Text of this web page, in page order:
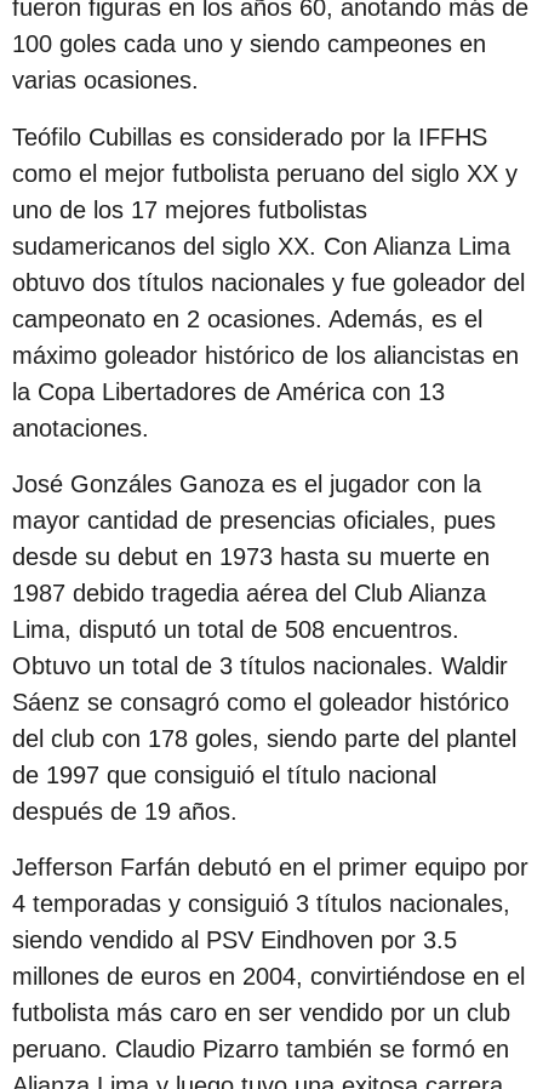
c
i
ó
n
fueron figuras en los años 60, anotando más de
100 goles cada uno y siendo campeones en
varias ocasiones.
Teófilo Cubillas es considerado por la IFFHS
como el mejor futbolista peruano del siglo XX y
uno de los 17 mejores futbolistas
sudamericanos del siglo XX. Con Alianza Lima
obtuvo dos títulos nacionales y fue goleador del
campeonato en 2 ocasiones. Además, es el
máximo goleador histórico de los aliancistas en
la Copa Libertadores de América con 13
anotaciones.
José Gonzáles Ganoza es el jugador con la
mayor cantidad de presencias oficiales, pues
desde su debut en 1973 hasta su muerte en
1987 debido tragedia aérea del Club Alianza
Lima, disputó un total de 508 encuentros.
Obtuvo un total de 3 títulos nacionales. Waldir
Sáenz se consagró como el goleador histórico
del club con 178 goles, siendo parte del plantel
de 1997 que consiguió el título nacional
después de 19 años.
Jefferson Farfán debutó en el primer equipo por
4 temporadas y consiguió 3 títulos nacionales,
siendo vendido al PSV Eindhoven por 3.5
millones de euros en 2004, convirtiéndose en el
futbolista más caro en ser vendido por un club
peruano. Claudio Pizarro también se formó en